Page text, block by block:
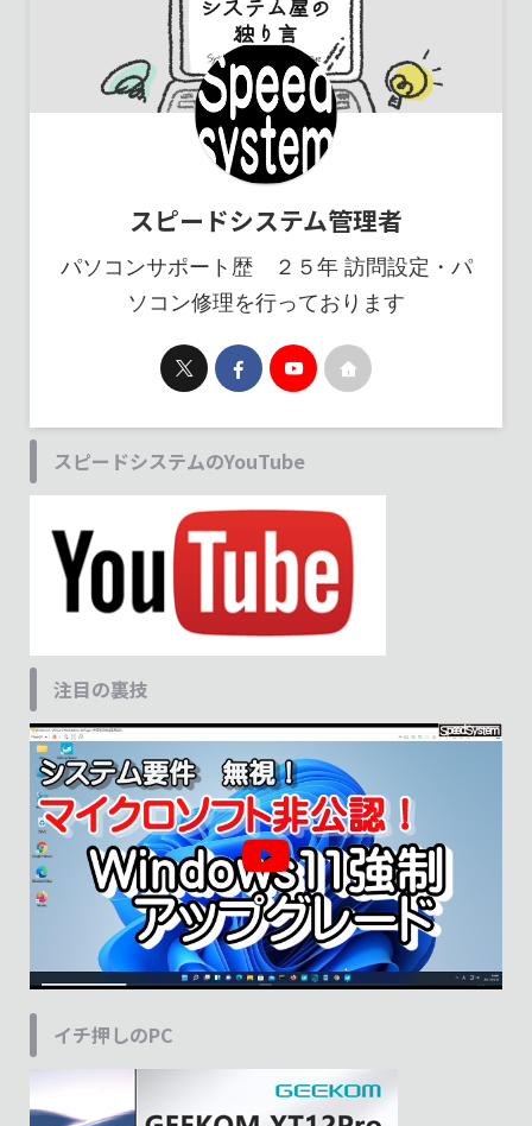
スピードシステム管理者
パソコンサポート歴 ２５年 訪問設定・パ
ソコン修理を行っております
スピードシステムのYouTube
注目の裏技
イチ押しのPC